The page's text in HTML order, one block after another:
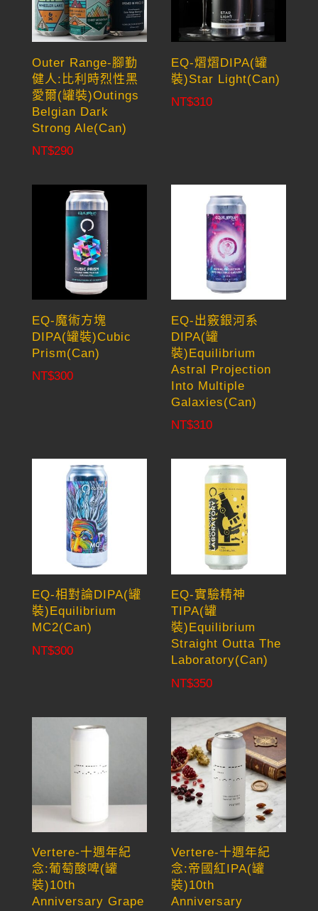
Outer Range-腳勤
健人:比利時烈性黑
愛爾(罐裝)Outings
Belgian Dark
Strong Ale(Can)
NT$290
EQ-熠熠DIPA(罐
裝)Star Light(Can)
NT$310
EQ-魔術方塊
DIPA(罐裝)Cubic
Prism(Can)
NT$300
EQ-出竅銀河系
DIPA(罐
裝)Equilibrium
Astral Projection
Into Multiple
Galaxies(Can)
NT$310
EQ-相對論DIPA(罐
裝)Equilibrium
MC2(Can)
NT$300
EQ-實驗精神
TIPA(罐
裝)Equilibrium
Straight Outta The
Laboratory(Can)
NT$350
Vertere-十週年紀
念:葡萄酸啤(罐
裝)10th
Anniversary Grape
Vertere-十週年紀
念:帝國紅IPA(罐
裝)10th
Anniversary